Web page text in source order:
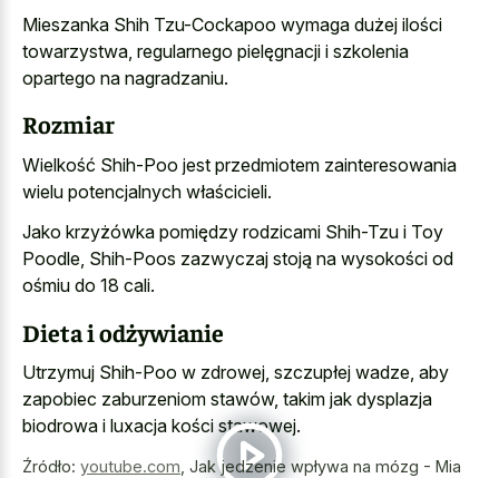
Mieszanka Shih Tzu-Cockapoo wymaga dużej ilości
towarzystwa, regularnego pielęgnacji i szkolenia
opartego na nagradzaniu.
Rozmiar
Wielkość Shih-Poo jest przedmiotem zainteresowania
wielu potencjalnych właścicieli.
Jako krzyżówka pomiędzy rodzicami Shih-Tzu i Toy
Poodle, Shih-Poos zazwyczaj stoją na wysokości od
ośmiu do 18 cali.
Dieta i odżywianie
Utrzymuj Shih-Poo w zdrowej, szczupłej wadze, aby
zapobiec zaburzeniom stawów, takim jak dysplazja
biodrowa i luxacja kości stawowej.
Źródło: youtube.com Jak jedzenie wpływa na mózg - Mia